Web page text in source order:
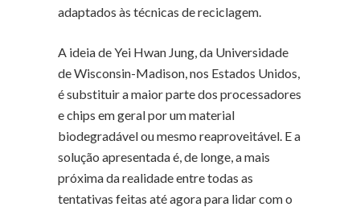
adaptados às técnicas de reciclagem.
A ideia de Yei Hwan Jung, da Universidade
de Wisconsin-Madison, nos Estados Unidos,
é substituir a maior parte dos processadores
e chips em geral por um material
biodegradável ou mesmo reaproveitável. E a
solução apresentada é, de longe, a mais
próxima da realidade entre todas as
tentativas feitas até agora para lidar com o